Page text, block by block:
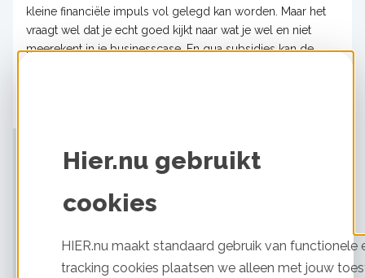
kleine financiële impuls vol gelegd kan worden. Maar het
vraagt wel dat je echt goed kijkt naar wat je wel en niet
meerekent in je businesscase. En qua subsidies kan de
Meer informatie
- Nieuwe studie: 85 procent grote daken na
zonnepanelen
Lees meer inTopsector Energie - Met kleine
Hier.nu gebruikt
cookies
HIER.nu maakt standaard gebruik van
tracking cookies plaatsen we alleen met jouw